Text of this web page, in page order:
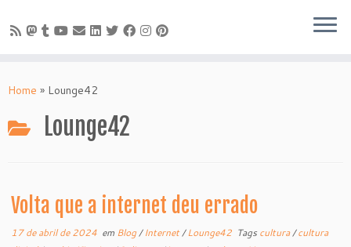
toHome » Lounge42
Lounge42
Volta que a internet deu errado
17 de abril de 2024 em Blog/Internet/Lounge42 Tags cultura/cultura